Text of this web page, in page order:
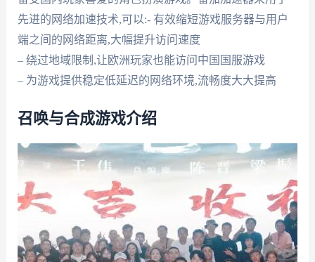
先进的网络加速技术,可以:- 有效缩短游戏服务器与用户
端之间的网络距离,大幅提升访问速度
– 绕过地域限制,让欧洲玩家也能访问中国国服游戏
– 为游戏提供稳定低延迟的网络环境,流畅度大大提高
召唤与合成游戏介绍